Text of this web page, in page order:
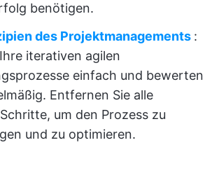
benötigen.
des Projektmanagements :
iterativen agilen
einfach und bewerten
Entfernen Sie alle
um den Prozess zu
und zu optimieren.